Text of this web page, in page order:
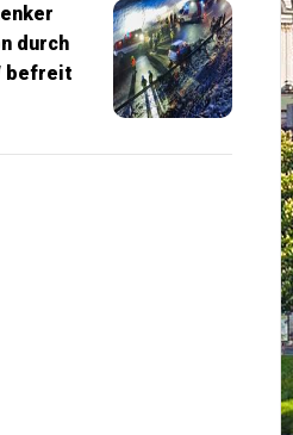
durch
befreit